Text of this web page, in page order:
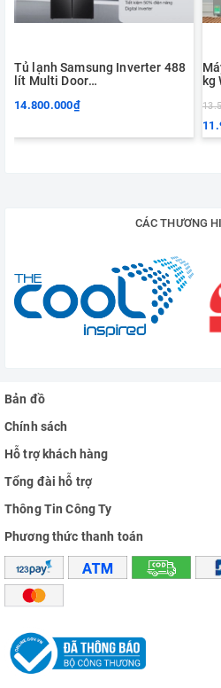
Tủ lạnh Samsung Inverter 488
lít Multi Door
14.800.000₫
kg
CÁC THƯƠNG
Bản đồ
Chính sách
Hỗ trợ khách hàng
Tổng đài hỗ trợ
Thông Tin Công Ty
Phương thức thanh toán